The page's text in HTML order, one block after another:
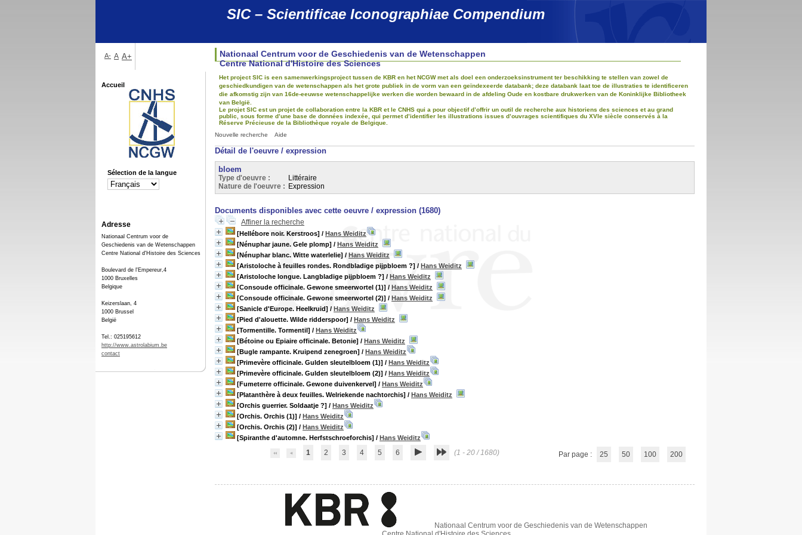
SIC – Scientificae Iconographiae Compendium
Nouvelle recherche Aide
Détail de l'oeuvre / expression
bloem
Type d'oeuvre :
Littéraire
Nature de l'oeuvre : Expression
Documents disponibles avec cette oeuvre / expression (1680)
Affiner la recherche
[Hellébore noir. Kerstroos] / Hans Weiditz
[Nénuphar jaune. Gele plomp] / Hans Weiditz
[Nénuphar blanc. Witte waterlelie] / Hans Weiditz
[Aristoloche à feuilles rondes. Rondbladige pijpbloem ?] / Hans Weiditz
[Aristoloche longue. Langbladige pijpbloem ?] / Hans Weiditz
[Consoude officinale. Gewone smeerwortel (1)] / Hans Weiditz
[Consoude officinale. Gewone smeerwortel (2)] / Hans Weiditz
[Sanicle d'Europe. Heelkruid] / Hans Weiditz
[Pied d'alouette. Wilde ridderspoor] / Hans Weiditz
[Tormentille. Tormentil] / Hans Weiditz
[Bétoine ou Epiaire officinale. Betonie] / Hans Weiditz
[Bugle rampante. Kruipend zenegroen] / Hans Weiditz
[Primevère officinale. Gulden sleutelbloem (1)] / Hans Weiditz
[Primevère officinale. Gulden sleutelbloem (2)] / Hans Weiditz
[Fumeterre officinale. Gewone duivenkervel] / Hans Weiditz
[Platanthère à deux feuilles. Welriekende nachtorchis] / Hans Weiditz
[Orchis guerrier. Soldaatje ?] / Hans Weiditz
[Orchis. Orchis (1)] / Hans Weiditz
[Orchis. Orchis (2)] / Hans Weiditz
[Spiranthe d'automne. Herfstschroeforchis] / Hans Weiditz
1 2 3 4 5 6 (1 - 20 / 1680) Par page : 25 50 100 200
Nationaal Centrum voor de Geschiedenis van de Wetenschappen
Nationaal Centrum voor de Geschiedenis van de Wetenschappen
Centre National d'Histoire des Sciences
Het project SIC is een samenwerkingsproject tussen de KBR en het NCGW met als doel een onderzoeksinstrument ter beschikking te stellen van zowel de
geschiedkundigen van de wetenschappen als het grote publiek in de vorm van een geïndexeerde databank; deze databank laat toe de illustraties te identificeren
die afkomstig zijn van 16de-eeuwse wetenschappelijke werken die worden bewaard in de afdeling Oude en kostbare drukwerken van de Koninklijke Bibliotheek
van België.
Le projet SIC est un projet de collaboration entre la KBR et le CNHS qui a pour objectif d’offrir un outil de recherche aux historiens des sciences et au grand
public, sous forme d’une base de données indexée, qui permet d’identifier les illustrations issues d’ouvrages scientifiques du XVIe siècle conservés à la
Réserve Précieuse de la Bibliothèque royale de Belgique.
A- A A+
Accueil
Sélection de la langue
Adresse
Nationaal Centrum voor de
Geschiedenis van de Wetenschappen
Centre National d'Histoire des Sciences
Boulevard de l'Empereur,4
1000 Bruxelles
Belgique
Keizerslaan, 4
1000 Brussel
België
Tel.: 025195612
http://www.astrolabium.be
contact